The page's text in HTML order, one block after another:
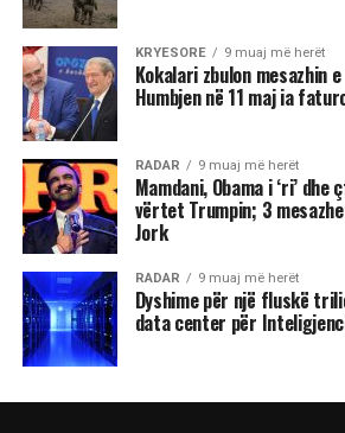
KRYESORE 9 muaj më herët
Kokalari zbulon mesazhin
Humbjen në 11 maj ia
RADAR 9 muaj më herët
Mamdani, Obama i ‘ri’
vërtet Trumpin; 3
Jork
RADAR 9 muaj më herët
Dyshime për një fluskë
data center për